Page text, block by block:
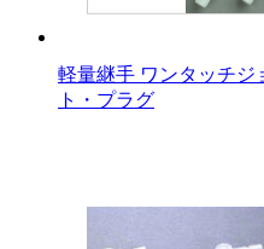
軽量継手 ワンタッチジ
ト・プラグ